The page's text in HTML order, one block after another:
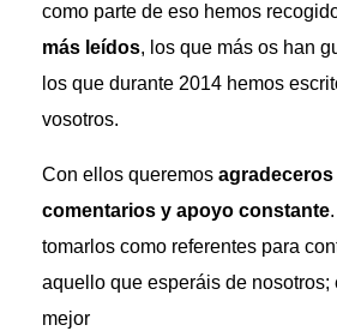
como parte de eso hemos
más leídos, los que más os han
los que durante 2014 hemos
vosotros.
Con ellos queremos
comentarios y apoyo constante
tomarlos como referentes para
aquello que esperáis de nosotros;
mejor